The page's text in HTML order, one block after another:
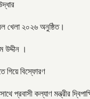
খেলা ২০২৬ অনুষ্ঠিত।
উদ্দীন ।
গিয়ে বিস্ফোরণ
প্রবাসী কল্যাণ মন্ত্রীর